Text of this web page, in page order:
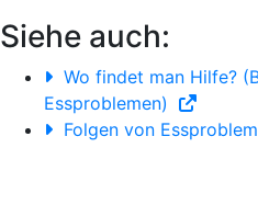
Siehe auch:
Wo findet man Hilfe?
Essproblemen)
Folgen von